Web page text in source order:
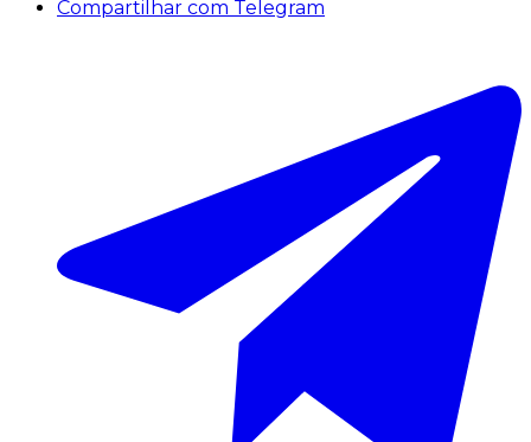
Compartilhar com Telegram